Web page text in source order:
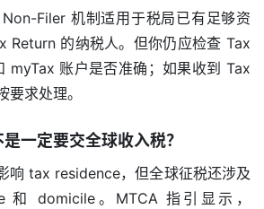
Filer 机制适用于税局已有足够资
Return 的纳税人。但你仍应检查 Tax
myTax 账户是否准确；如果收到 Tax
求处理。
一定要交全球收入税？
响 tax residence，但全球征税还涉及
和 domicile。MTCA 指引显示，